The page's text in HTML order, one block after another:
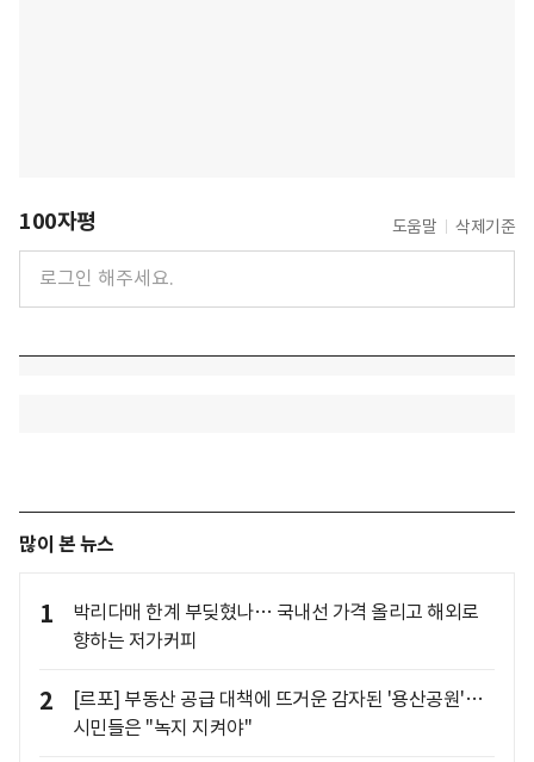
100자평 도움말 삭제기준
많이 본 뉴스
1
박리다매 한계 부딪혔나… 국내선 가격 올리고 해외로
향하는 저가커피
2
[르포] 부동산 공급 대책에 뜨거운 감자된 '용산공원'…
시민들은 "녹지 지켜야"